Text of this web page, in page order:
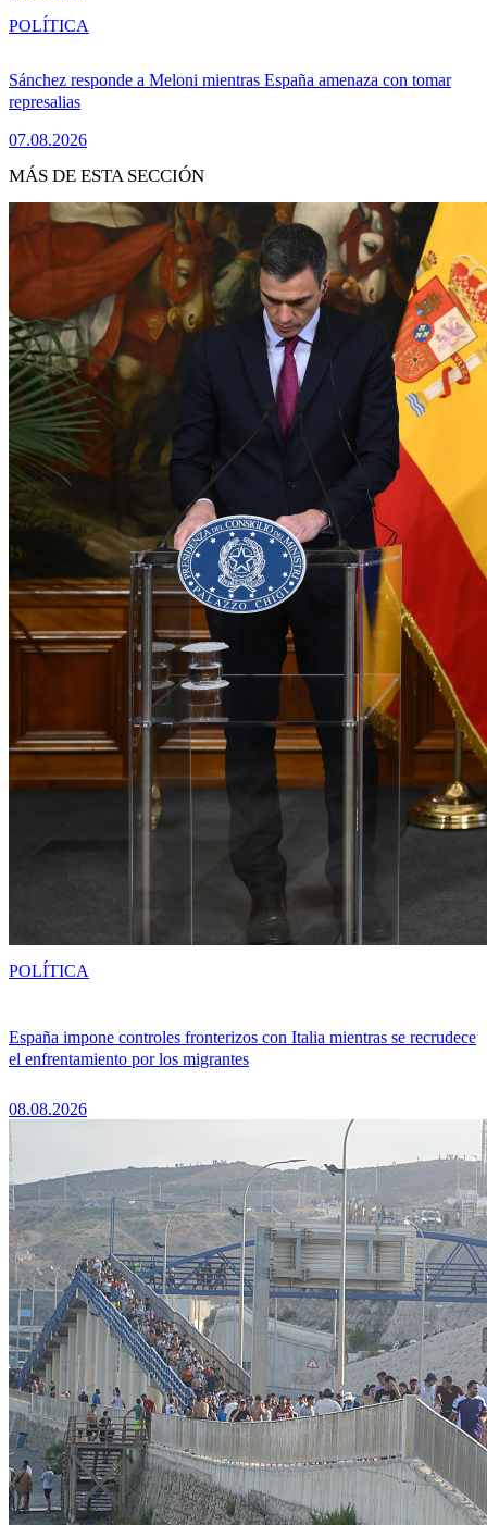
Sánchez responde a Meloni mientras España amenaza con tomar
represalias
07.08.2026
POLÍTICA
MÁS DE ESTA SECCIÓN
España impone controles fronterizos con Italia mientras se recrudece
el enfrentamiento por los migrantes
08.08.2026
POLÍTICA